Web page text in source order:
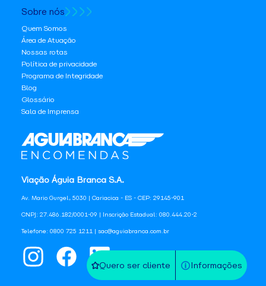
Quero ser cliente Informações
Viação Águia Branca S.A.
Av. Mario Gurgel, 5030 | Cariacica - ES - CEP: 29145-901
CNPJ: 27.486.182/0001-09 | Inscrição Estadual: 080.444.20-2
Telefone: 0800 725 1211 | sac@aguiabranca.com.br
Sobre nós
Quem Somos
Área de Atuação
Nossas rotas
Política de privacidade
Programa de Integridade
Blog
Glossário
Sala de Imprensa